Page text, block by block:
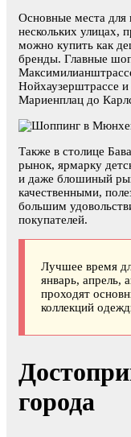
Основные места
нескольких улицах,
можно купить как
бренды. Главные
Нойхаузерштрассе
Мариенплац до
Также в столице
рынок, ярмарку
и даже блошиный
качественными,
большим
покупателей.
Лучшее время
январь, апрель,
проходят
коллекций
города